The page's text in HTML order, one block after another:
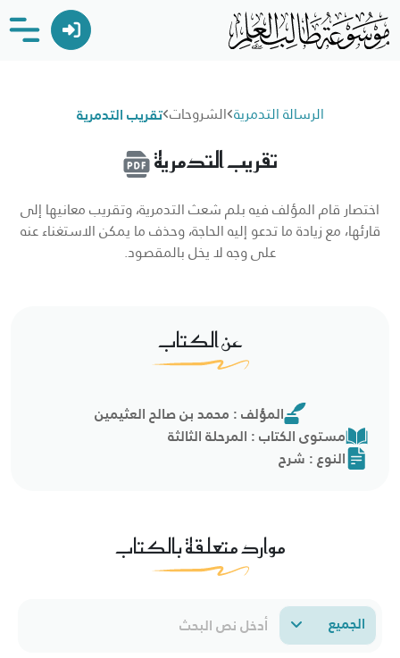
الرسالة التدمرية الشروحات تقريب التدمرية
تقريب التدمرية
اختصار قام المؤلف فيه بلم شعث التدمرية، وتقريب معانيها إلى
قارئها، مع زيادة ما تدعو إليه الحاجة، وحذف ما يمكن الاستغناء عنه
على وجه لا يخل بالمقصود.
عن الكتاب
المؤلف : محمد بن صالح العثيمين
مستوى الكتاب : المرحلة الثالثة
النوع : شرح
موارد متعلقة بالكتاب
الجميع